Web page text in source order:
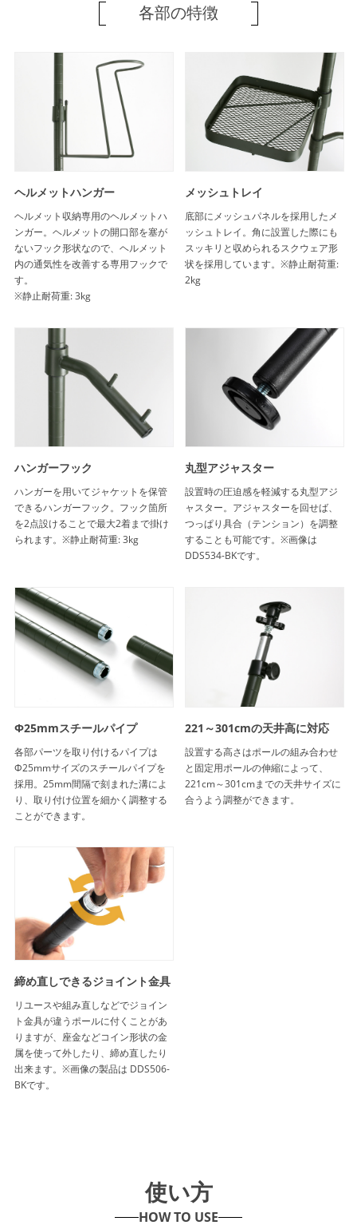
各部の特徴
ヘルメットハンガー
ヘルメット収納専用のヘルメットハ
ンガー。ヘルメットの開口部を塞が
ないフック形状なので、ヘルメット
内の通気性を改善する専用フックで
す。
※静止耐荷重: 3kg
メッシュトレイ
底部にメッシュパネルを採用したメ
ッシュトレイ。角に設置した際にも
スッキリと収められるスクウェア形
状を採用しています。※静止耐荷重:
2kg
ハンガーフック
ハンガーを用いてジャケットを保管
できるハンガーフック。フック箇所
を2点設けることで最大2着まで掛け
られます。※静止耐荷重: 3kg
丸型アジャスター
設置時の圧迫感を軽減する丸型アジ
ャスター。アジャスターを回せば、
つっぱり具合（テンション）を調整
することも可能です。※画像は
DDS534-BKです。
Φ25mmスチールパイプ
各部パーツを取り付けるパイプは
Φ25mmサイズのスチールパイプを
採用。25mm間隔で刻まれた溝によ
り、取り付け位置を細かく調整する
ことができます。
221～301cmの天井高に対応
設置する高さはポールの組み合わせ
と固定用ポールの伸縮によって、
221cm～301cmまでの天井サイズに
合うよう調整ができます。
締め直しできるジョイント金具
リユースや組み直しなどでジョイン
ト金具が違うポールに付くことがあ
りますが、座金などコイン形状の金
属を使って外したり、締め直したり
出来ます。※画像の製品は DDS506-
BKです。
使い方
HOW TO USE